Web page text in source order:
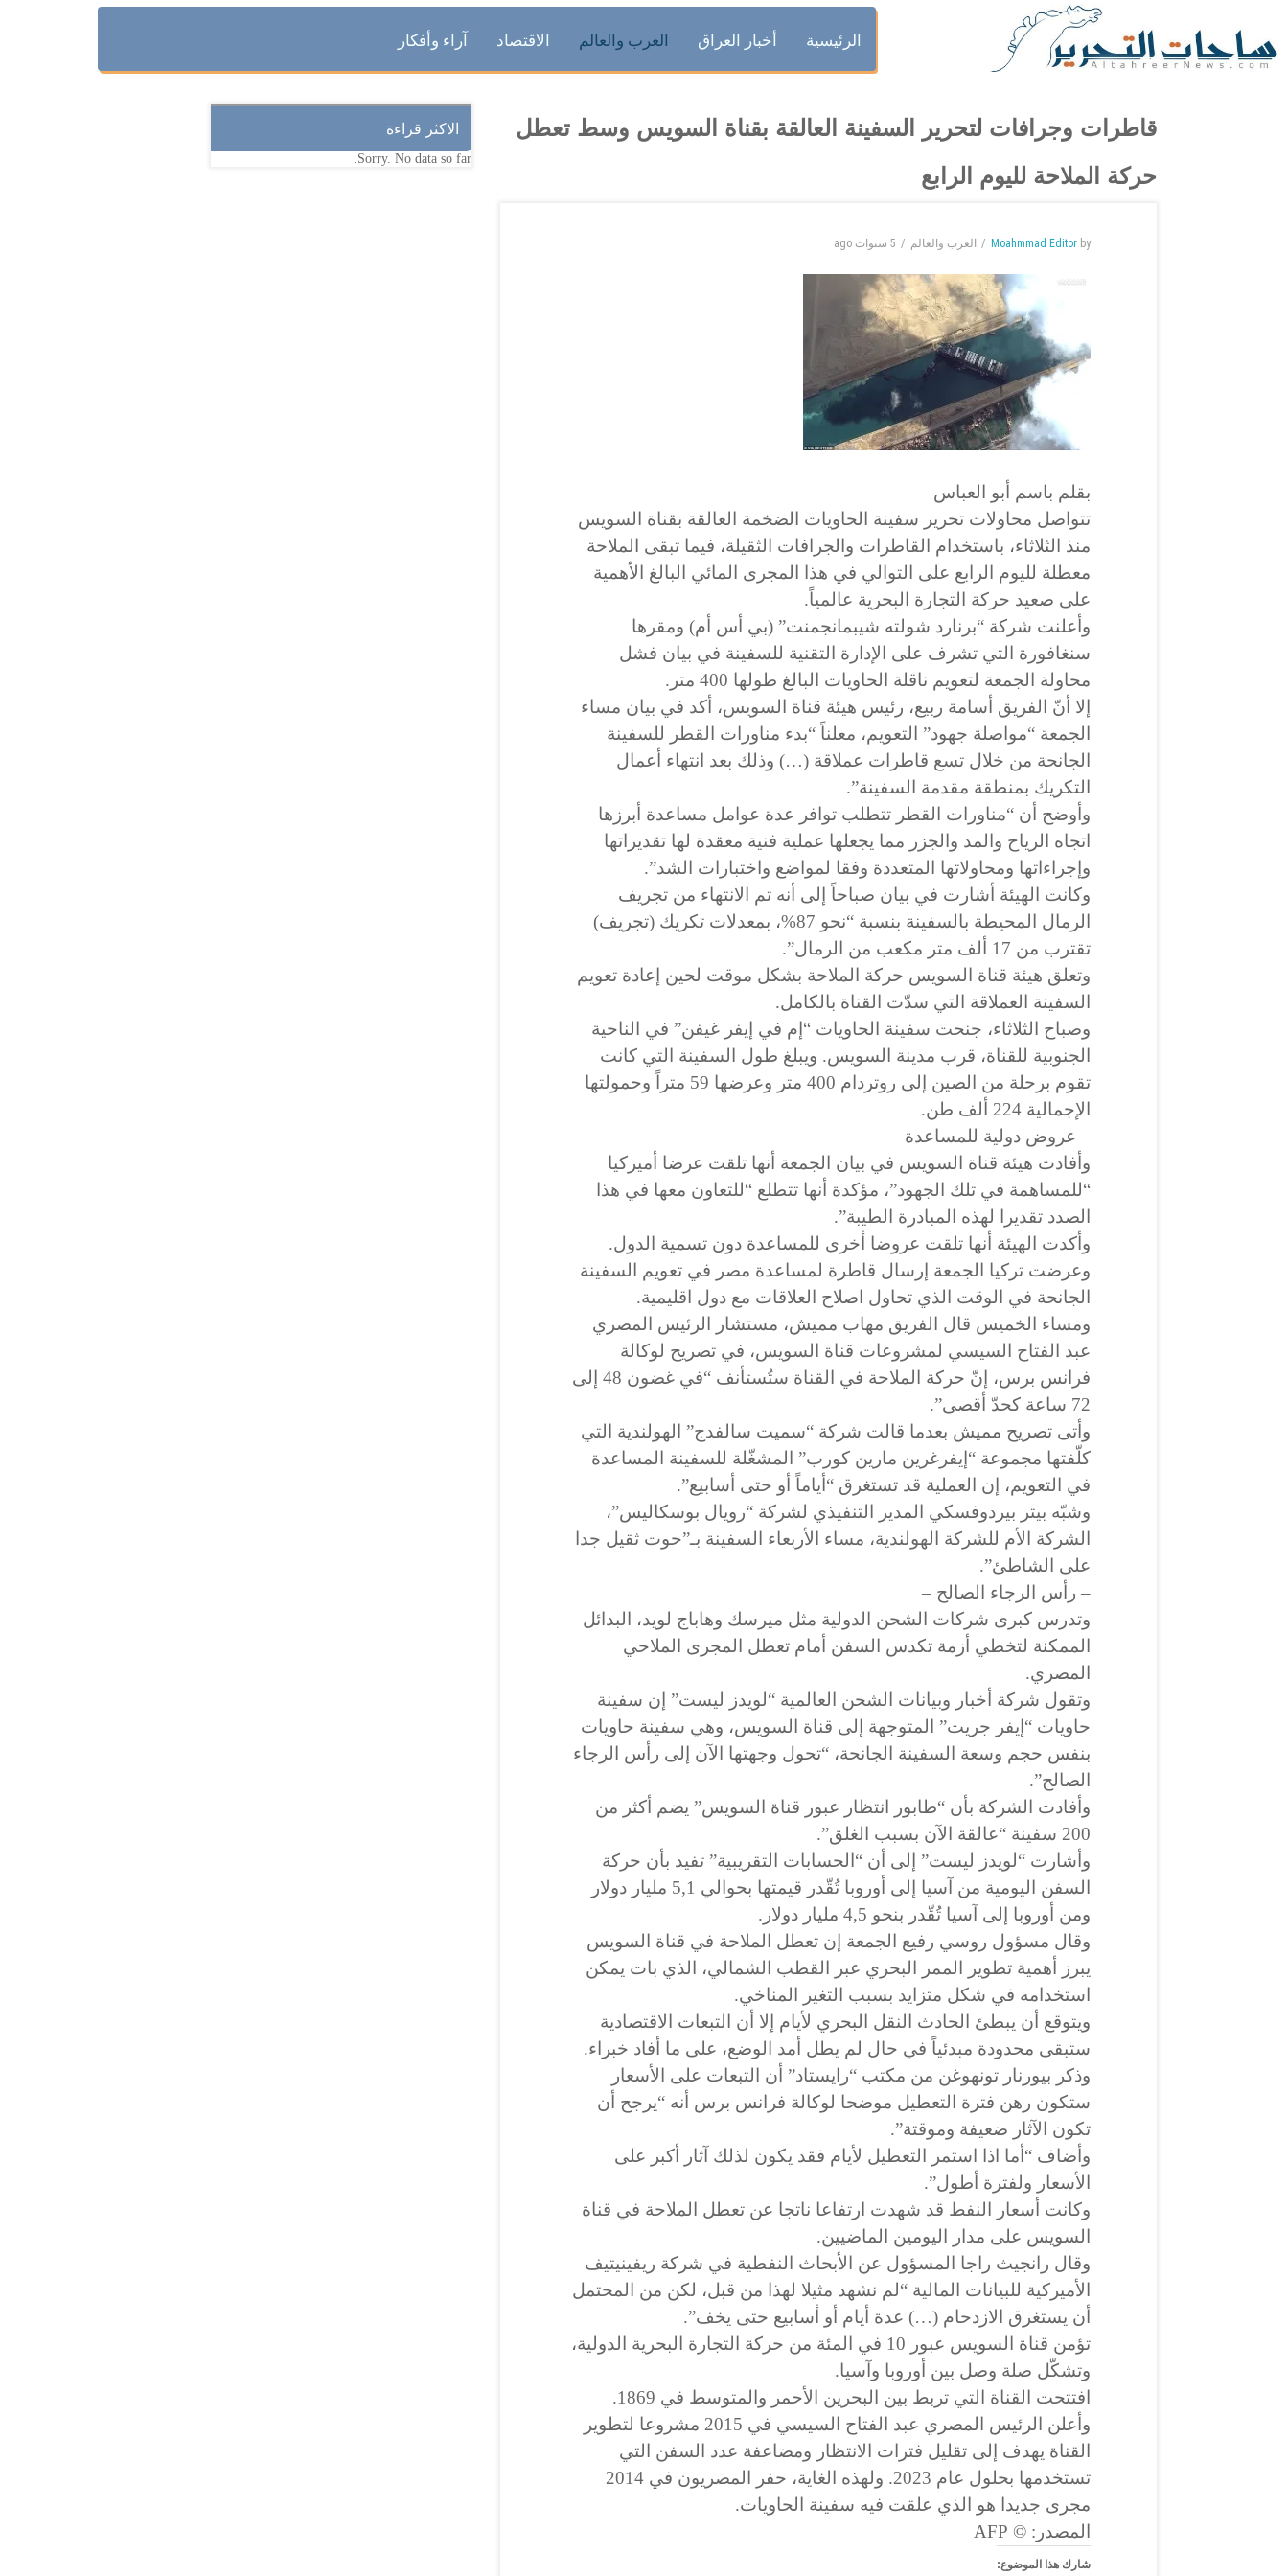
الرئيسية أخبار العراق العرب والعالم الاقتصاد آراء وأفكار
قاطرات وجرافات لتحرير السفينة العالقة بقناة السويس وسط تعطل
حركة الملاحة لليوم الرابع
by
Moahmmad Editor العرب والعالم 5 سنوات ago
بقلم باسم أبو العباس
تتواصل محاولات تحرير سفينة الحاويات الضخمة العالقة بقناة السويس
منذ الثلاثاء، باستخدام القاطرات والجرافات الثقيلة، فيما تبقى الملاحة
معطلة لليوم الرابع على التوالي في هذا المجرى المائي البالغ الأهمية
على صعيد حركة التجارة البحرية عالمياً.
وأعلنت شركة “برنارد شولته شيبمانجمنت” (بي أس أم) ومقرها
سنغافورة التي تشرف على الإدارة التقنية للسفينة في بيان فشل
محاولة الجمعة لتعويم ناقلة الحاويات البالغ طولها 400 متر.
إلا أنّ الفريق أسامة ربيع، رئيس هيئة قناة السويس، أكد في بيان مساء
الجمعة “مواصلة جهود” التعويم، معلناً “بدء مناورات القطر للسفينة
الجانحة من خلال تسع قاطرات عملاقة (…) وذلك بعد انتهاء أعمال
التكريك بمنطقة مقدمة السفينة”.
وأوضح أن “مناورات القطر تتطلب توافر عدة عوامل مساعدة أبرزها
اتجاه الرياح والمد والجزر مما يجعلها عملية فنية معقدة لها تقديراتها
وإجراءاتها ومحاولاتها المتعددة وفقا لمواضع واختبارات الشد”.
وكانت الهيئة أشارت في بيان صباحاً إلى أنه تم الانتهاء من تجريف
الرمال المحيطة بالسفينة بنسبة “نحو 87%، بمعدلات تكريك (تجريف)
تقترب من 17 ألف متر مكعب من الرمال”.
وتعلق هيئة قناة السويس حركة الملاحة بشكل موقت لحين إعادة تعويم
السفينة العملاقة التي سدّت القناة بالكامل.
وصباح الثلاثاء، جنحت سفينة الحاويات “إم في إيفر غيفن” في الناحية
الجنوبية للقناة، قرب مدينة السويس. ويبلغ طول السفينة التي كانت
تقوم برحلة من الصين إلى روتردام 400 متر وعرضها 59 متراً وحمولتها
الإجمالية 224 ألف طن.
– عروض دولية للمساعدة –
وأفادت هيئة قناة السويس في بيان الجمعة أنها تلقت عرضا أميركيا
“للمساهمة في تلك الجهود”، مؤكدة أنها تتطلع “للتعاون معها في هذا
الصدد تقديرا لهذه المبادرة الطيبة”.
وأكدت الهيئة أنها تلقت عروضا أخرى للمساعدة دون تسمية الدول.
وعرضت تركيا الجمعة إرسال قاطرة لمساعدة مصر في تعويم السفينة
الجانحة في الوقت الذي تحاول اصلاح العلاقات مع دول اقليمية.
ومساء الخميس قال الفريق مهاب مميش، مستشار الرئيس المصري
عبد الفتاح السيسي لمشروعات قناة السويس، في تصريح لوكالة
فرانس برس، إنّ حركة الملاحة في القناة ستُستأنف “في غضون 48 إلى
72 ساعة كحدّ أقصى”.
وأتى تصريح مميش بعدما قالت شركة “سميت سالفدج” الهولندية التي
كلّفتها مجموعة “إيفرغرين مارين كورب” المشغّلة للسفينة المساعدة
في التعويم، إن العملية قد تستغرق “أياماً أو حتى أسابيع”.
وشبّه بيتر بيردوفسكي المدير التنفيذي لشركة “رويال بوسكاليس”،
الشركة الأم للشركة الهولندية، مساء الأربعاء السفينة بـ”حوت ثقيل جدا
على الشاطئ”.
– رأس الرجاء الصالح –
وتدرس كبرى شركات الشحن الدولية مثل ميرسك وهاباج لويد، البدائل
الممكنة لتخطي أزمة تكدس السفن أمام تعطل المجرى الملاحي
المصري.
وتقول شركة أخبار وبيانات الشحن العالمية “لويدز ليست” إن سفينة
حاويات “إيفر جريت” المتوجهة إلى قناة السويس، وهي سفينة حاويات
بنفس حجم وسعة السفينة الجانحة، “تحول وجهتها الآن إلى رأس الرجاء
الصالح”.
وأفادت الشركة بأن “طابور انتظار عبور قناة السويس” يضم أكثر من
200 سفينة “عالقة الآن بسبب الغلق”.
وأشارت “لويدز ليست” إلى أن “الحسابات التقريبية” تفيد بأن حركة
السفن اليومية من آسيا إلى أوروبا تُقّدر قيمتها بحوالي 5,1 مليار دولار
ومن أوروبا إلى آسيا تُقّدر بنحو 4,5 مليار دولار.
وقال مسؤول روسي رفيع الجمعة إن تعطل الملاحة في قناة السويس
يبرز أهمية تطوير الممر البحري عبر القطب الشمالي، الذي بات يمكن
استخدامه في شكل متزايد بسبب التغير المناخي.
ويتوقع أن يبطئ الحادث النقل البحري لأيام إلا أن التبعات الاقتصادية
ستبقى محدودة مبدئياً في حال لم يطل أمد الوضع، على ما أفاد خبراء.
وذكر بيورنار تونهوغن من مكتب “رايستاد” أن التبعات على الأسعار
ستكون رهن فترة التعطيل موضحا لوكالة فرانس برس أنه “يرجح أن
تكون الآثار ضعيفة وموقتة”.
وأضاف “أما اذا استمر التعطيل لأيام فقد يكون لذلك آثار أكبر على
الأسعار ولفترة أطول”.
وكانت أسعار النفط قد شهدت ارتفاعا ناتجا عن تعطل الملاحة في قناة
السويس على مدار اليومين الماضيين.
وقال رانجيث راجا المسؤول عن الأبحاث النفطية في شركة ريفينيتيف
الأميركية للبيانات المالية “لم نشهد مثيلا لهذا من قبل، لكن من المحتمل
أن يستغرق الازدحام (…) عدة أيام أو أسابيع حتى يخف”.
تؤمن قناة السويس عبور 10 في المئة من حركة التجارة البحرية الدولية،
وتشكّل صلة وصل بين أوروبا وآسيا.
افتتحت القناة التي تربط بين البحرين الأحمر والمتوسط في 1869.
وأعلن الرئيس المصري عبد الفتاح السيسي في 2015 مشروعا لتطوير
القناة يهدف إلى تقليل فترات الانتظار ومضاعفة عدد السفن التي
تستخدمها بحلول عام 2023. ولهذه الغاية، حفر المصريون في 2014
مجرى جديدا هو الذي علقت فيه سفينة الحاويات.
المصدر: © AFP
شارك هذا الموضوع:
الاكثر قراءة
Sorry. No data so far.